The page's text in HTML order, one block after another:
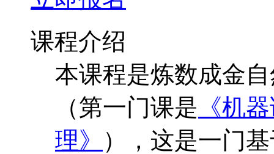
课程介绍
本课程是炼数成金
（第一门课是 《机
理》
），这是一门